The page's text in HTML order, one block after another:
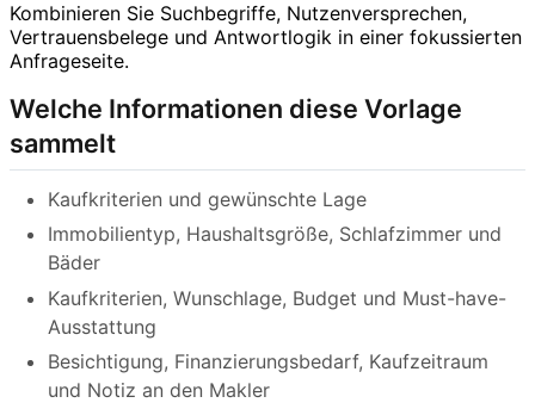
Kombinieren Sie Suchbegriffe, Nutzenversprechen,
Vertrauensbelege und Antwortlogik in einer fokussierten
Anfrageseite.
Welche Informationen diese Vorlage
sammelt
Kaufkriterien und gewünschte Lage
Immobilientyp, Haushaltsgröße, Schlafzimmer und
Bäder
Kaufkriterien, Wunschlage, Budget und Must-have-
Ausstattung
Besichtigung, Finanzierungsbedarf, Kaufzeitraum
und Notiz an den Makler